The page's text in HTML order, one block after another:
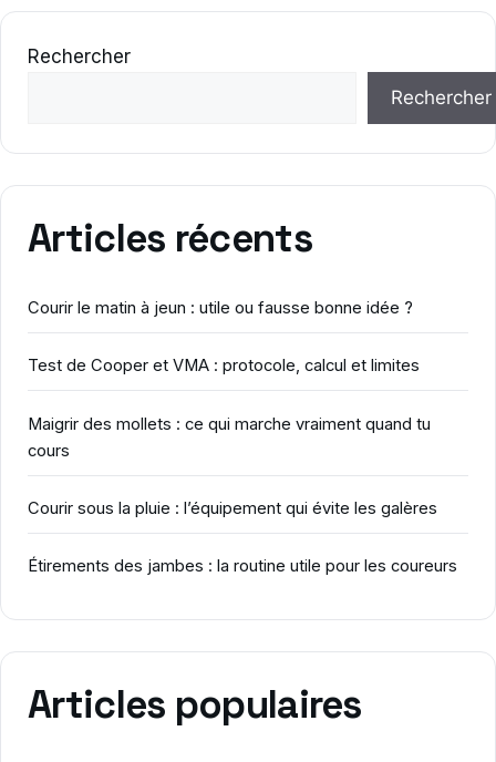
Rechercher
Rechercher
Articles récents
Courir le matin à jeun : utile ou fausse bonne idée ?
Test de Cooper et VMA : protocole, calcul et limites
Maigrir des mollets : ce qui marche vraiment quand tu
cours
Courir sous la pluie : l’équipement qui évite les galères
Étirements des jambes : la routine utile pour les coureurs
Articles populaires